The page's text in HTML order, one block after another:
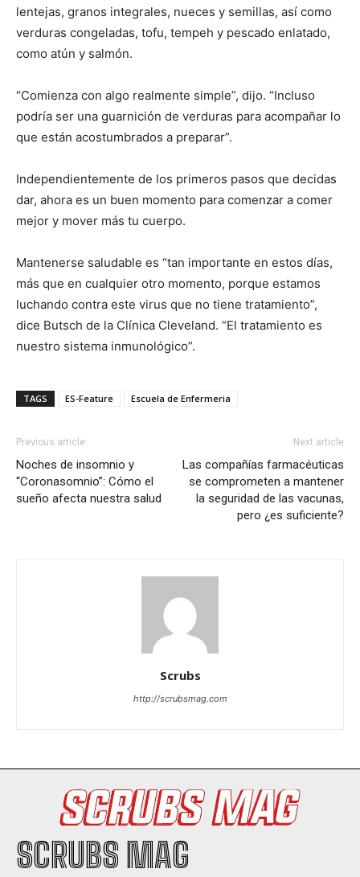
lentejas, granos integrales, nueces y semillas, así como
verduras congeladas, tofu, tempeh y pescado enlatado,
como atún y salmón.
“Comienza con algo realmente simple”, dijo. “Incluso
podría ser una guarnición de verduras para acompañar lo
que están acostumbrados a preparar”.
Independientemente de los primeros pasos que decidas
dar, ahora es un buen momento para comenzar a comer
mejor y mover más tu cuerpo.
Mantenerse saludable es “tan importante en estos días,
más que en cualquier otro momento, porque estamos
luchando contra este virus que no tiene tratamiento”,
dice Butsch de la Clínica Cleveland. “El tratamiento es
nuestro sistema inmunológico”.
TAGS ES-Feature Escuela de Enfermeria
Previous article
Noches de insomnio y
“Coronasomnio”: Cómo el
sueño afecta nuestra salud
Next article
Las compañías farmacéuticas
se comprometen a mantener
la seguridad de las vacunas,
pero ¿es suficiente?
Scrubs
http://scrubsmag.com
SCRUBS MAG